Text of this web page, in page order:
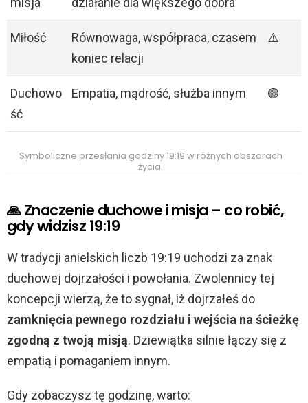
Miłość
Równowaga, współpraca, czasem
koniec relacji
⚠️
Duchowo
ść
Empatia, mądrość, służba innym 🟢
Symboliczne przesłania godziny 19:19 w różnych obszarach
życia.
🙏 Znaczenie duchowe i misja – co robić,
gdy widzisz 19:19
W tradycji anielskich liczb 19:19 uchodzi za znak
duchowej dojrzałości i powołania. Zwolennicy tej
koncepcji wierzą, że to sygnał, iż dojrzałeś do
zamknięcia pewnego rozdziału i wejścia na ścieżkę
zgodną z twoją misją. Dziewiątka silnie łączy się z
empatią i pomaganiem innym.
Gdy zobaczysz tę godzinę, warto: